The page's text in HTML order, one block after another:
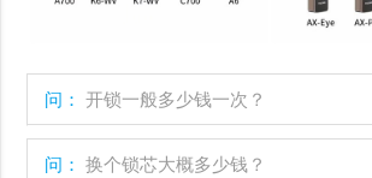
问： 开锁一般多少钱一次？
问： 换个锁芯大概多少钱？